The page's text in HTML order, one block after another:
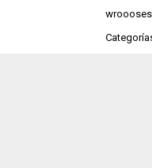
wroooses